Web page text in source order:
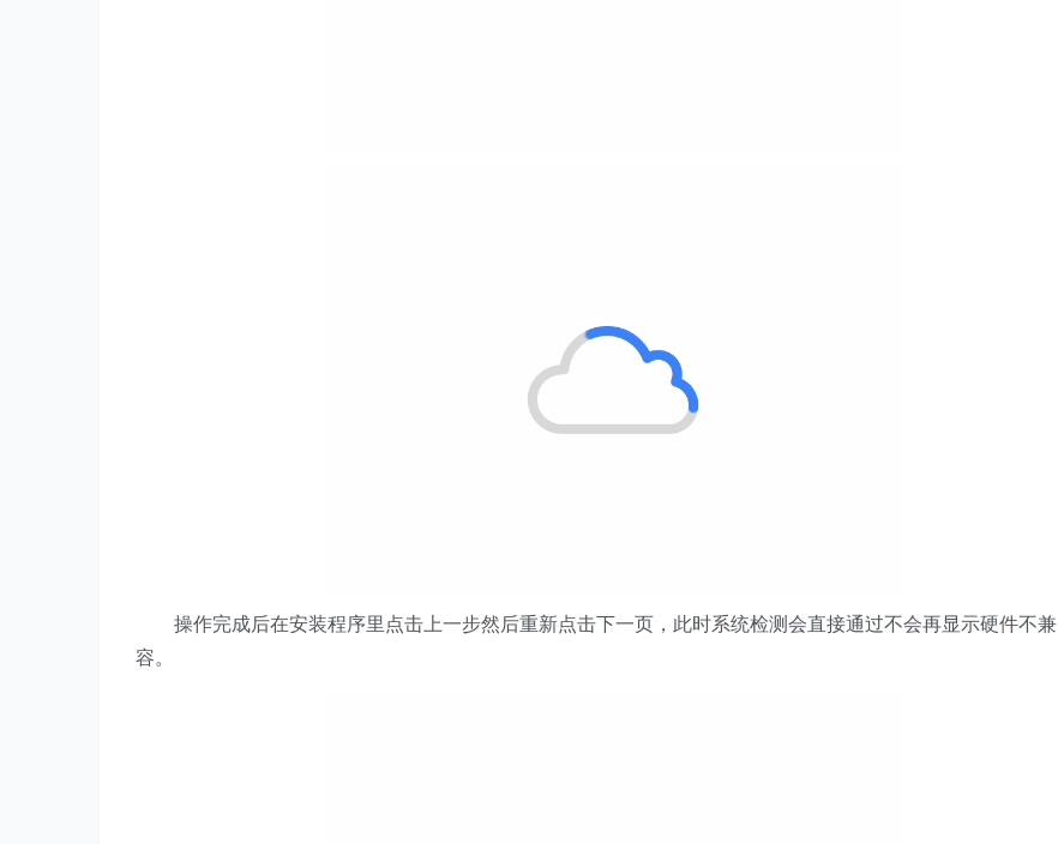
操作完成后在安装程序里点击上一步然后重新点击下一页，此时系统检测会直接通过不会再显示硬件不兼
容。